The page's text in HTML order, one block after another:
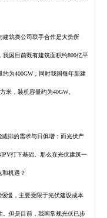
筑类公司联手合作是大势所
我国目前既有建筑面积约800亿平
为400GW；同时我国每年新建
米，装机容量约为40GW。
排的需求与日俱增；而光伏产
打下基础。那么在光伏建筑一
和机遇？
慢，主要受限于光伏建设成本
。但是目前，我国常规光伏已步